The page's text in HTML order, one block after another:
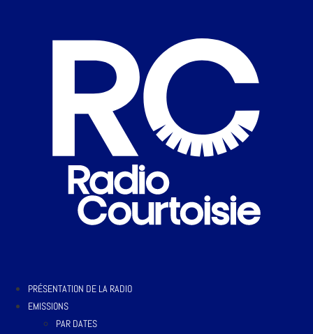
PRÉSENTATION DE LA RADIO
EMISSIONS
PAR DATES